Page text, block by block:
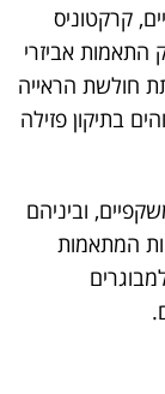
קרקטוניס
התאמות אביזרי
חולשת הראייה
בתיקון פזילה
וביניהם
המתאמות